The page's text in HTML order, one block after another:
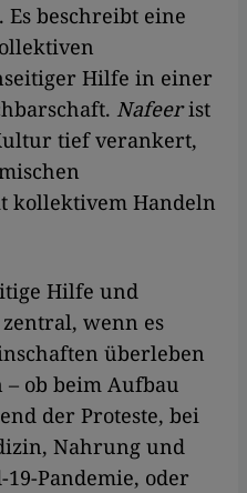
beschreibt eine
Hilfe in einer
Nafeerist
tief verankert,
kollektivem Handeln
Hilfe und
wenn es
überleben
ob beim Aufbau
der Proteste, bei
Nahrung und
Pandemie, oder